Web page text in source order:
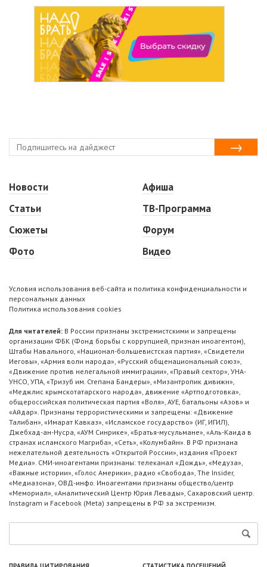
Новости
Статьи
Сюжеты
Фото
Афиша
ТВ-Программа
Форум
Видео
Условия использования веб-сайта и политика конфиденциальности и
персональных данных
Политика использования cookies
Для читателей: В России признаны экстремистскими и запрещены
организации ФБК (Фонд борьбы с коррупцией, признан иноагентом),
Штабы Навального, «Национал-большевистская партия», «Свидетели
Иеговы», «Армия воли народа», «Русский общенациональный союз»,
«Движение против нелегальной иммиграции», «Правый сектор», УНА-
УНСО, УПА, «Тризуб им. Степана Бандеры», «Мизантропик дивижн»,
«Меджлис крымскотатарского народа», движение «Артподготовка»,
общероссийская политическая партия «Воля», АУЕ, батальоны «Азов» и
«Айдар». Признаны террористическими и запрещены: «Движение
Талибан», «Имарат Кавказ», «Исламское государство» (ИГ, ИГИЛ),
Джебхад-ан-Нусра, «АУМ Синрике», «Братья-мусульмане», «Аль-Каида в
странах исламского Магриба», «Сеть», «Колумбайн». В РФ признана
нежелательной деятельность «Открытой России», издания «Проект
Медиа». СМИ-иноагентами признаны: телеканал «Дождь», «Медуза»,
«Важные истории», «Голос Америки», радио «Свобода», The Insider,
«Медиазона», ОВД-инфо. Иноагентами признаны общество/центр
«Мемориал», «Аналитический Центр Юрия Левады», Сахаровский центр.
Instagram и Facebook (Metа) запрещены в РФ за экстремизм.